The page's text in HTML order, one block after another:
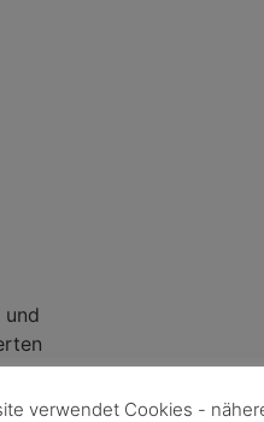
und
verwendet Cookies -